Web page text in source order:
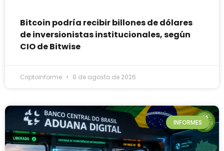
Bitcoin podría recibir billones de dólares
de inversionistas institucionales, según
CIO de Bitwise
Criptoinforme 8 de agosto de 2026
INFORMES